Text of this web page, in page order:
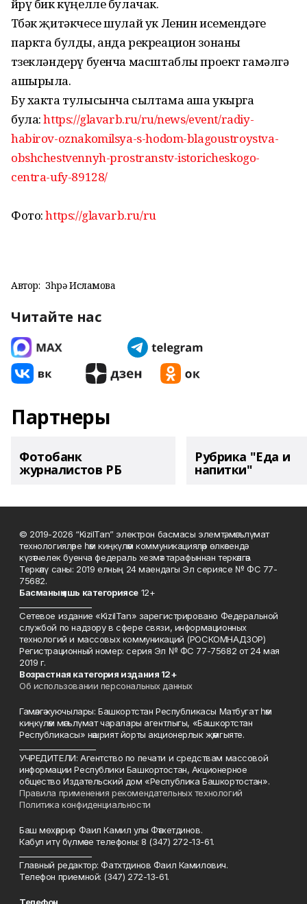
йөрү бик күңелле булачак.
Төбәк җитәкчесе шулай ук Ленин исемендәге
паркта булды, анда рекреацион зонаны
төзекләндерү буенча масштаблы проект гамәлгә
ашырыла.
Бу хакта тулысынча сылтама аша укырга
була:https://glavarb.ru/ru/news/event/radiy-
habirov-oznakomilsya-s-hodom-blagoustroystva-
obshchestvennyh-prostranstv-istoricheskogo-
centra-ufy-89128/
Фото:https://glavarb.ru/ru
Автор: Зөһрә Исламова
Читайте нас
Партнеры
Фотобанк
журналистов РБ
Рубрика "Еда и
напитки"
© 2019-2026 “KizilTan” электрон басмасы элемтә, мәгълүмат
технологияләре һәм киңкүләм коммуникацияләр өлкәсендә
күзәтчелек буенча федераль хезмәт тарафыннан теркәлгән.
Теркәлү саны: 2019 елның 24 маендагы Эл сериясе № ФС 77-
75682.
Басманың яшь категориясе12+
Сетевое издание «KizilTan» зарегистрировано Федеральной
службой по надзору в сфере связи, информационных
технологий и массовых коммуникаций (РОСКОМНАДЗОР)
Регистрационный номер: серия Эл № ФС 77-75682 от 24 мая
2019 г.
Возрастная категория издания 12+
Об использовании персональных данных
Гамәлгә куючылары: Башкортстан Республикасы Матбугат һәм
киңкүләм мәгълүмат чаралары агентлыгы, «Башкортстан
Республикасы» нәшрият йорты акционерлык җәмгыяте.
УЧРЕДИТЕЛИ: Агентство по печати и средствам массовой
информации Республики Башкортостан, Акционерное
общество Издательский дом «Республика Башкортостан».
Правила применения рекомендательных технологий
Политика конфиденциальности
Баш мөхәррир Фаил Камил улы Фәтхетдинов.
Кабул итү бүлмәсе телефоны: 8 (347) 272-13-61.
Главный редактор: Фатхтдинов Фаил Камилович.
Телефон приемной: (347) 272-13-61.